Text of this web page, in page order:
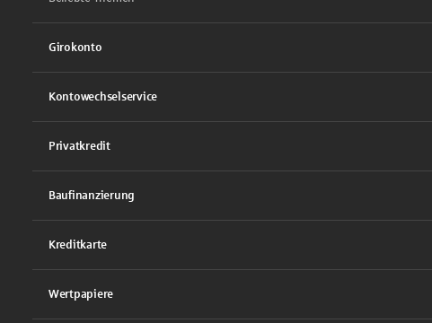
Girokonto
Kontowechselservice
Privatkredit
Baufinanzierung
Kreditkarte
Wertpapiere